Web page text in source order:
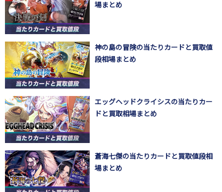
場まとめ
神の島の冒険の当たりカードと買取値
段相場まとめ
エッグヘッドクライシスの当たりカー
ドと買取相場まとめ
蒼海七傑の当たりカードと買取値段相
場まとめ